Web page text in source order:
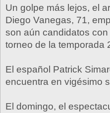
Un golpe más lejos, el
Diego Vanegas, 71,
son aún candidatos
torneo de la temporada
El español Patrick
encuentra en vigésimo
El domingo, el